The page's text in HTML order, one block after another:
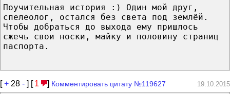
Поучительная история :) Один мой друг,
спелеолог, остался без света под землёй.
Чтобы добраться до выхода ему пришлось
сжечь свои носки, майку и половину страниц
паспорта.
[+ 28 - ] [ 1 ] Комментировать цитату №119627 19.10.2015